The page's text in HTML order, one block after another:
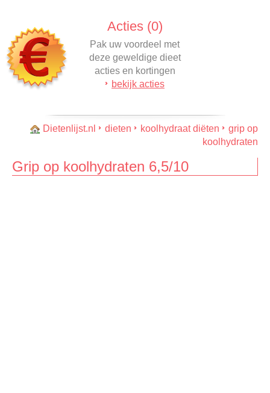
Acties (0)
Pak uw voordeel met
deze geweldige dieet
acties en kortingen
bekijk acties
Dietenlijst.nl dieten koolhydraat diëten
grip op
koolhydraten
Grip op koolhydraten 6,5/10